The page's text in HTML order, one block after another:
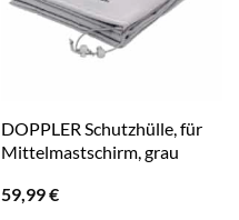
DOPPLER Schutzhülle, für
Mittelmastschirm, grau
59,99€